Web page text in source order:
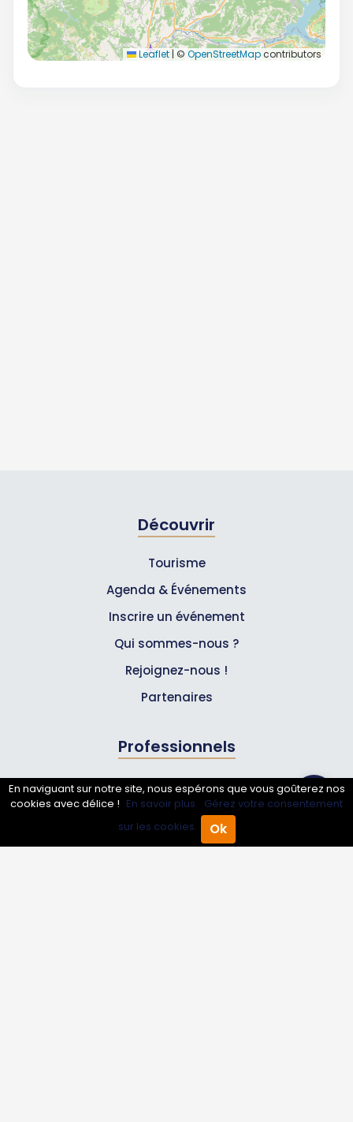
Annuaire Pro Agenda
Leaflet | © OpenStreetMapcontributors
Découvrir
Tourisme
Agenda & Événements
Inscrire un événement
Qui sommes-nous ?
Rejoignez-nous !
Partenaires
Professionnels
Annuaire pro
Inscrire mon entreprise
Les Abonnements Pros
En naviguant sur notre site, nous espérons que vous goûterez nos
cookies avec délice ! En savoir plus. Gérez votre consentement
sur les cookies.
Ok